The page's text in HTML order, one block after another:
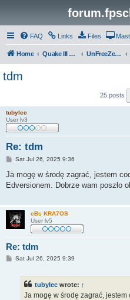
FAQ Links Files
Home Quake III Arena UnFreeZe/FreeFUn/glacius Game Servers
tdm
25 posts
tubylec
User lv3
Re: tdm
P
s
Sat Jul 26, 2025 9:36
Ja mogę w środę zagrać, jestem
Edversionem. Dobrze wam poszło
cBs KRA7OS
User lv5
Re: tdm
PSat Jul 26, 2025 9:39
tubylec wrote: ↑
Ja mogę w środę zagrać,